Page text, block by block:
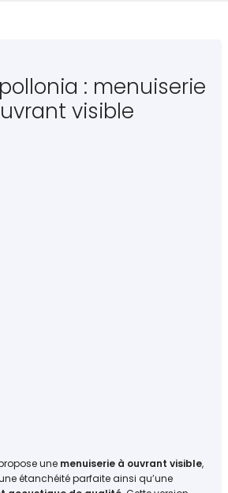
: menuiserie
visible
une menuiserie à ouvrant visible,
étanchéité parfaite ainsi qu’une